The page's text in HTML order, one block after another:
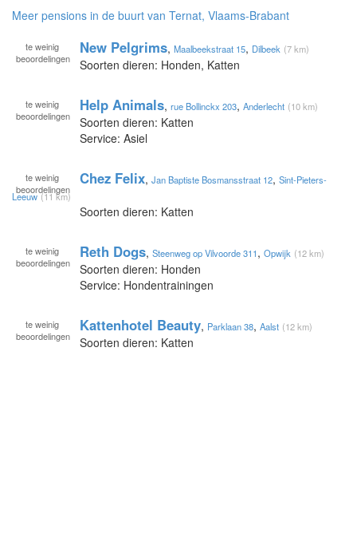
Meer pensions in de buurt van Ternat, Vlaams-Brabant
te weinig
beoordelingen
New Pelgrims, Maalbeekstraat 15, Dilbeek (7 km)
Soorten dieren: Honden, Katten
te weinig
beoordelingen
Help Animals, rue Bollinckx 203, Anderlecht (10 km)
Soorten dieren: Katten
Service: Asiel
te weinig
beoordelingen
Chez Felix, Jan Baptiste Bosmansstraat 12, Sint-Pieters-
Leeuw (11 km)
Soorten dieren: Katten
te weinig
beoordelingen
Reth Dogs, Steenweg op Vilvoorde 311, Opwijk (12 km)
Soorten dieren: Honden
Service: Hondentrainingen
te weinig
beoordelingen
Kattenhotel Beauty, Parklaan 38, Aalst (12 km)
Soorten dieren: Katten